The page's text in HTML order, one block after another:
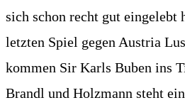
sich schon recht gut
letzten Spiel gegen Austria
kommen Sir Karls Buben ins
Brandl und Holzmann steht